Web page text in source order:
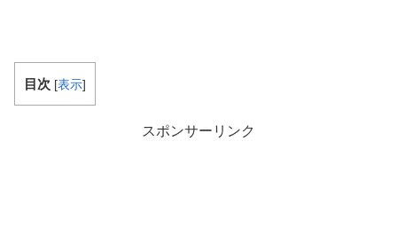
目次 [表示]
スポンサーリンク